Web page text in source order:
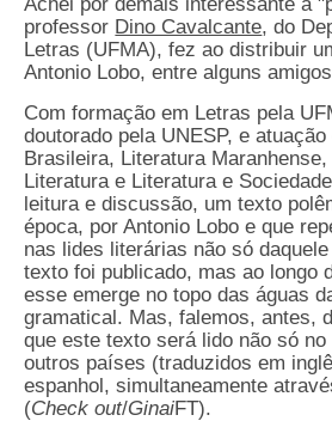
professor Dino Cavalcante, do
Letras (UFMA), fez ao distribuir
Antonio Lobo, entre alguns
Com formação em Letras pela
doutorado pela UNESP, e
Brasileira, Literatura
Literatura e Literatura e
leitura e discussão, um texto
época, por Antonio Lobo e que
nas lides literárias não só
texto foi publicado, mas ao longo
esse emerge no topo das águas
gramatical. Mas, falemos, antes,
que este texto será lido não só
outros países (traduzidos em
espanhol, simultaneamente
(Check out/GinaiFT).